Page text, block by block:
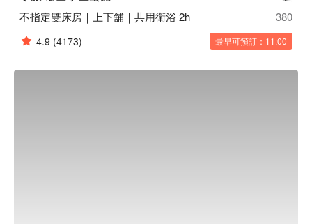
不指定雙床房｜上下舖｜共用衛浴 2h
380
4.9 (4173) 最早可預訂：11:00